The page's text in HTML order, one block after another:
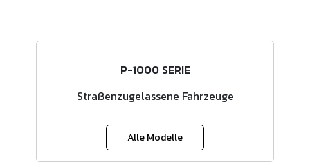
P-1000 SERIE
Straßenzugelassene Fahrzeuge
Alle Modelle